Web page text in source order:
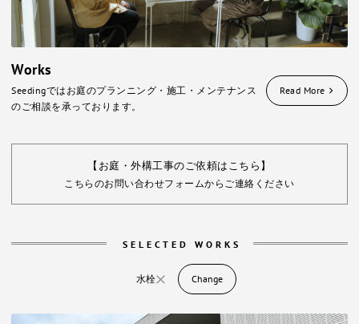
Works
Seedingではお庭のプランニング・施工・メンテナンス
のご相談を承っております。
Read More
【お庭・外構工事のご依頼はこちら】
こちらのお問い合わせフォームからご連絡ください
SELECTED WORKS
水栓 Change